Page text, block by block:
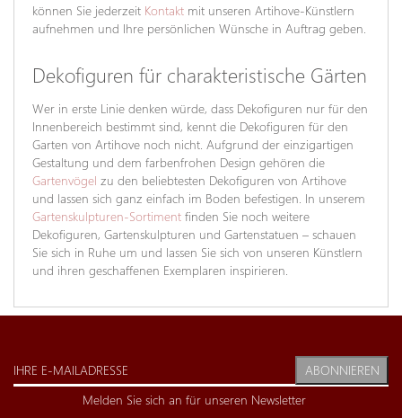
können Sie jederzeit Kontakt mit unseren Artihove-Künstlern
aufnehmen und Ihre persönlichen Wünsche in Auftrag geben.
Dekofiguren für charakteristische Gärten
Wer in erste Linie denken würde, dass Dekofiguren nur für den
Innenbereich bestimmt sind, kennt die Dekofiguren für den
Garten von Artihove noch nicht. Aufgrund der einzigartigen
Gestaltung und dem farbenfrohen Design gehören die
Gartenvögel zu den beliebtesten Dekofiguren von Artihove
und lassen sich ganz einfach im Boden befestigen. In unserem
Gartenskulpturen-Sortiment finden Sie noch weitere
Dekofiguren, Gartenskulpturen und Gartenstatuen – schauen
Sie sich in Ruhe um und lassen Sie sich von unseren Künstlern
und ihren geschaffenen Exemplaren inspirieren.
ABONNIEREN
Melden Sie sich an für unseren Newsletter